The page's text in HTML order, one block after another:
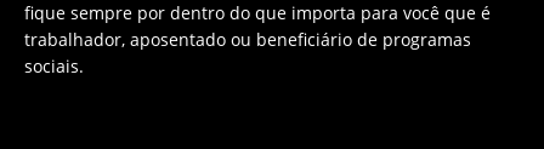
fique sempre por dentro do que importa para você que é
trabalhador, aposentado ou beneficiário de programas
sociais.